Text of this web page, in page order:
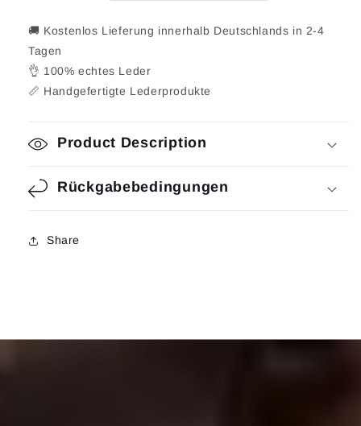
🚚 Kostenlos Lieferung innerhalb Deutschlands in 2-4
Tagen
👌 100% echtes Leder
📏 Handgefertigte Lederprodukte
Product Description
Rückgabebedingungen
Share